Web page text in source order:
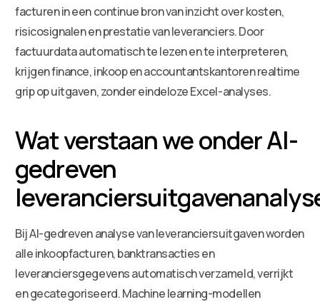
facturen in een continue bron van inzicht over kosten,
risicosignalen en prestatie van leveranciers. Door
factuurdata automatisch te lezen en te interpreteren,
krijgen finance, inkoop en accountantskantoren realtime
grip op uitgaven, zonder eindeloze Excel-analyses.
Wat verstaan we onder AI-
gedreven
Bij AI-gedreven analyse van leveranciersuitgaven worden
alle inkoopfacturen, banktransacties en
leveranciersgegevens automatisch verzameld, verrijkt
en gecategoriseerd. Machine learning-modellen